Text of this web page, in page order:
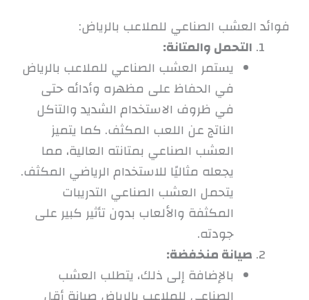
فوائد العشب الصناعي للملاعب بالرياض:
التحمل والمتانة:
يستمر العشب الصناعي للملاعب بالرياض
في الحفاظ على مظهره وأدائه حتى
في ظروف الاستخدام الشديد والتآكل
الناتج عن اللعب المكثف. كما يتميز
العشب الصناعي بمتانته العالية، مما
يجعله مثاليًا للاستخدام الرياضي المكثف.
يتحمل العشب الصناعي التدريبات
المكثفة والألعاب بدون تأثير كبير على
جودته.
صيانة منخفضة:
بالإضافة إلى ذلك، يتطلب العشب